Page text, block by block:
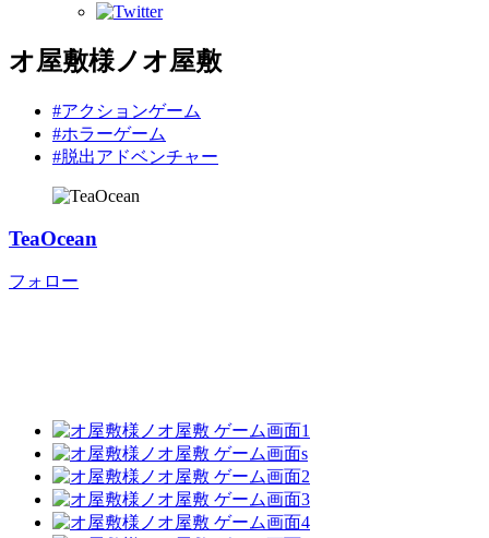
オ屋敷様ノオ屋敷
#アクションゲーム
#ホラーゲーム
#脱出アドベンチャー
TeaOcean
フォロー